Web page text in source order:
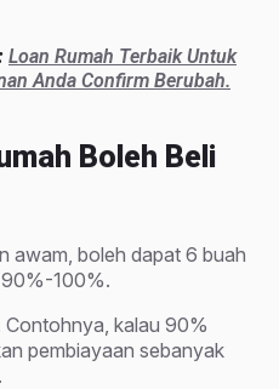
Loan Rumah Terbaik Untuk
Anda Confirm Berubah.
Boleh Beli
awam, boleh dapat 6 buah
90%-100%.
kalau 90%
pembiayaan sebanyak